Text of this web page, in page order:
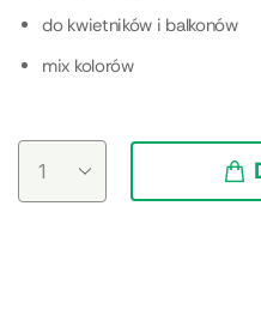
do kwietników i balkonów
mix kolorów